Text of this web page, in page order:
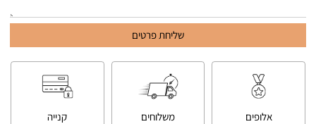
אלופים
משלוחים
קנייה